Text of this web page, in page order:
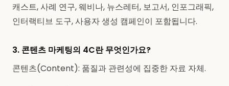
캐스트, 사례 연구, 웨비나, 뉴스레터, 보고서, 인포그래픽,
인터랙티브 도구, 사용자 생성 캠페인이 포함됩니다.
3. 콘텐츠 마케팅의 4C란 무엇인가요?
콘텐츠(Content): 품질과 관련성에 집중한 자료 자체.